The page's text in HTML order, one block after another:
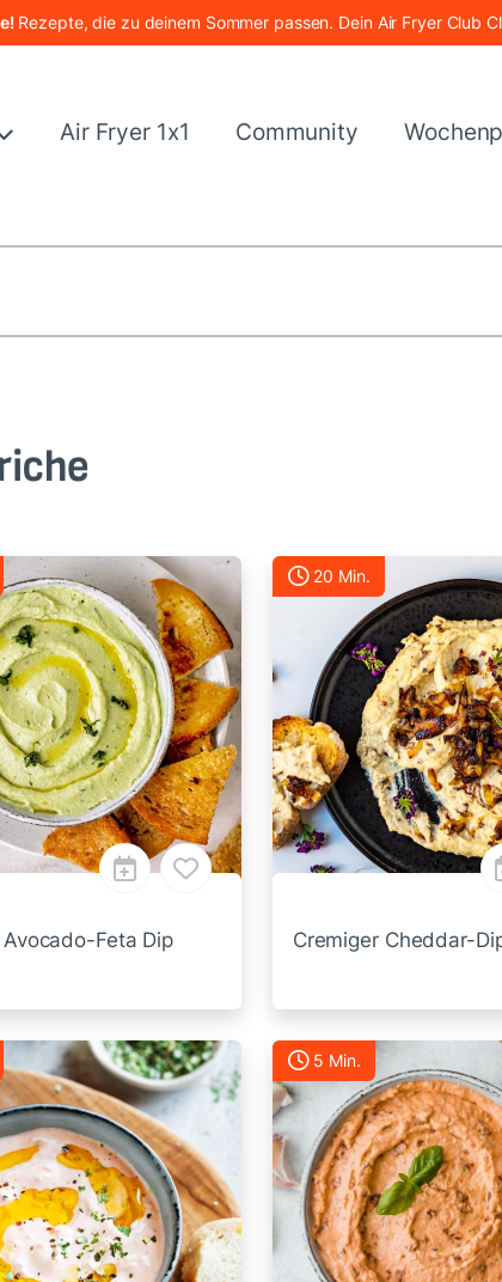
Rezepte, die zu deinem Sommer passen. Dein Air Fryer Club
Air Fryer 1x1 Community
Feta Dip
20 Min.
Cremiger Cheddar-
5 Min.